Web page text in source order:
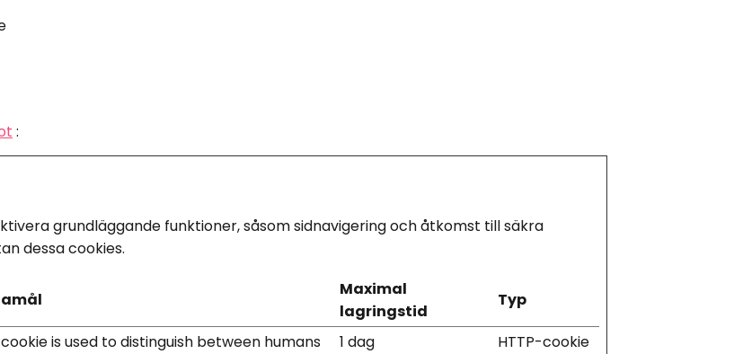
:
grundläggande funktioner, såsom sidnavigering och åtkomst till säkra
dessa cookies.
Maximal
lagringstid
Typ
cookie is used to distinguish between humans
1 dag HTTP-cookie